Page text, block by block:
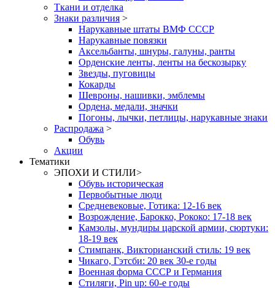
Ткани и отделка
Знаки различия >
Нарукавные штаты ВМФ СССР
Нарукавные повязки
Аксельбанты, шнуры, галуны, ранты
Орденские ленты, ленты на бескозырку
Звезды, пуговицы
Кокарды
Шевроны, нашивки, эмблемы
Ордена, медали, значки
Погоны, лычки, петлицы, нарукавные знаки
Распродажа >
Обувь
Акции
Тематики
ЭПОХИ И СТИЛИ>
Обувь историческая
Первобытные люди
Средневековые, Готика: 12-16 век
Возрождение, Барокко, Рококо: 17-18 век
Камзолы, мундиры царской армии, сюртуки:
18-19 век
Стимпанк, Викторианский стиль: 19 век
Чикаго, Гэтсби: 20 век 30-е годы
Военная форма СССР и Германия
Стиляги, Pin up: 60-е годы